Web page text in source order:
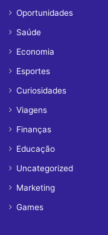
Oportunidades
Saúde
Economia
Esportes
Curiosidades
Viagens
Finanças
Educação
Uncategorized
Marketing
Games